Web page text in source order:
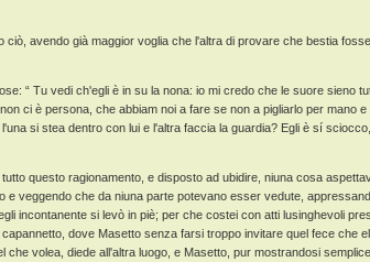
ciò, avendo già maggior voglia che l'altra di provare che bestia
“ Tu vedi ch'egli è in su la nona: io mi credo che le suore sieno
ci è persona, che abbiam noi a fare se non a pigliarlo per mano
si stea dentro con lui e l'altra faccia la guardia? Egli è sí
questo ragionamento, e disposto ad ubidire, niuna cosa
e veggendo che da niuna parte potevano esser vedute,
incontanente si levò in piè; per che costei con atti lusinghevoli
dove Masetto senza farsi troppo invitare quel fece che
che volea, diede all'altra luogo, e Masetto, pur mostrandosi